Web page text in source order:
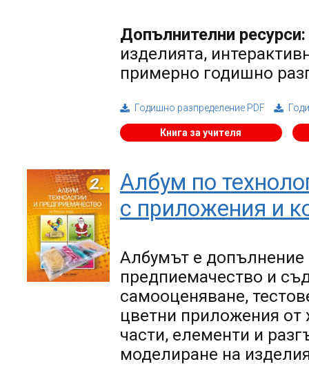
Допълнителни ресурси:
изделията,
примерно годишно
Годишно разпределение PDF
Книга за учителя
Албум по
с приложения и
Албумът е допълнение
предпиемачество и
самооценяване,
цветни приложения от
части, елементи и
моделиране на